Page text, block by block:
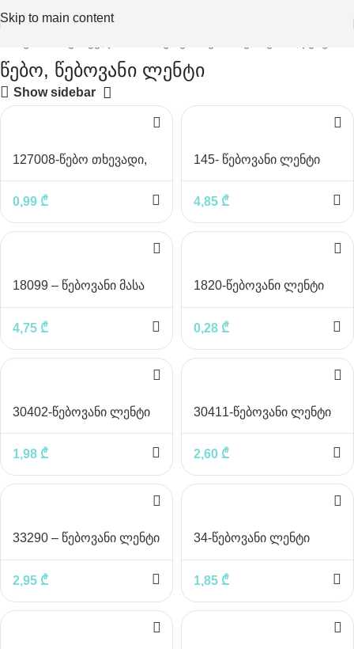
Skip to main content
წებო, წებოვანი ლენტი
Show sidebar
127008-წებო თხევადი,
0,99 ₾
145- წებოვანი ლენტი
4,85 ₾
18099 – წებოვანი მასა
4,75 ₾
1820-წებოვანი ლენტი
0,28 ₾
30402-წებოვანი ლენტი
1,98 ₾
30411-წებოვანი ლენტი
2,60 ₾
33290 – წებოვანი ლენტი
2,95 ₾
34-წებოვანი ლენტი
1,85 ₾